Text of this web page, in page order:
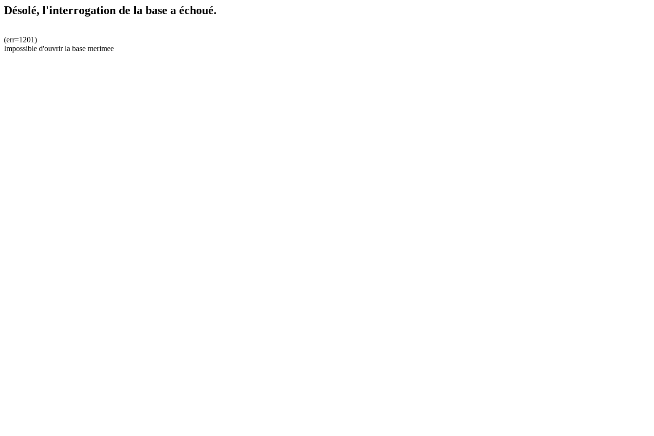
Désolé, l'interrogation de la base a échoué.
(err=1201)
Impossible d'ouvrir la base merimee